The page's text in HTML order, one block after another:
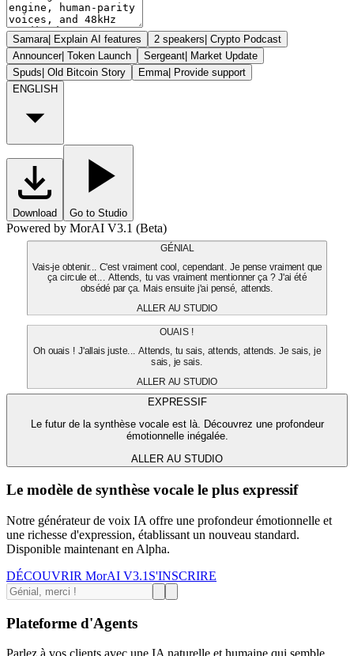
Samara| Explain AI features 2 speakers| Crypto Podcast
Announcer| Token Launch Sergeant| Market Update
Spuds| Old Bitcoin Story Emma| Provide support
ENGLISH
Download Go to Studio
Powered by MorAI V3.1 (Beta)
GÉNIAL
Vais-je obtenir... C'est vraiment cool, cependant. Je pense vraiment que
ça circule et... Attends, tu vas vraiment mentionner ça ? J'ai été
obsédé par ça. Mais ensuite j'ai pensé, attends.
ALLER AU STUDIO
OUAIS !
Oh ouais ! J'allais juste... Attends, tu sais, attends, attends. Je sais, je
sais, je sais.
ALLER AU STUDIO
EXPRESSIF
Le futur de la synthèse vocale est là. Découvrez une profondeur
émotionnelle inégalée.
ALLER AU STUDIO
Le modèle de synthèse vocale le plus expressif
Notre générateur de voix IA offre une profondeur émotionnelle et
une richesse d'expression, établissant un nouveau standard.
Disponible maintenant en Alpha.
DÉCOUVRIR MorAI V3.1 S'INSCRIRE
Plateforme d'Agents